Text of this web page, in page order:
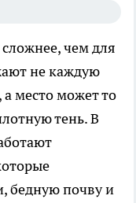
чем для
не каждую
место может то
тень. В
бедную почву и